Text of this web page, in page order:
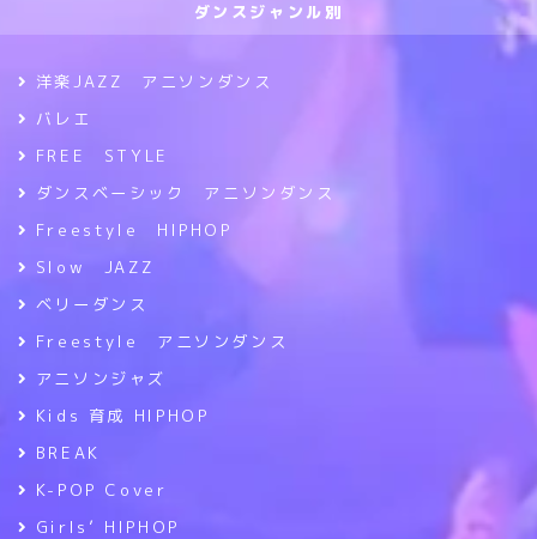
ダンスジャンル別
洋楽JAZZ アニソンダンス
バレエ
FREE STYLE
ダンスベーシック アニソンダンス
Freestyle HIPHOP
Slow JAZZ
ベリーダンス
Freestyle アニソンダンス
アニソンジャズ
Kids 育成 HIPHOP
BREAK
K-POP Cover
Girls’ HIPHOP